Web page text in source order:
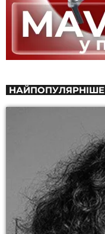
НАЙПОПУЛЯРНІШЕ